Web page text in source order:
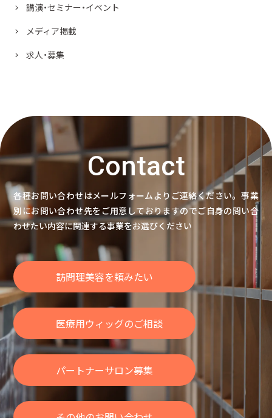
講演・セミナー・イベント
メディア掲載
求人・募集
Contact
各種お問い合わせはメールフォームよりご連絡ください。 事業
別にお問い合わせ先をご用意しておりますのでご自身の問い合
わせたい内容に関連する事業をお選びください
訪問理美容を頼みたい
医療用ウィッグのご相談
パートナーサロン募集